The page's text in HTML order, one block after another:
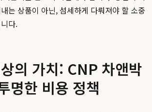
는 상품이 아닌, 섬세하게 다뤄져야 할 소중
다.
의 가치: CNP 차앤박
명한 비용 정책